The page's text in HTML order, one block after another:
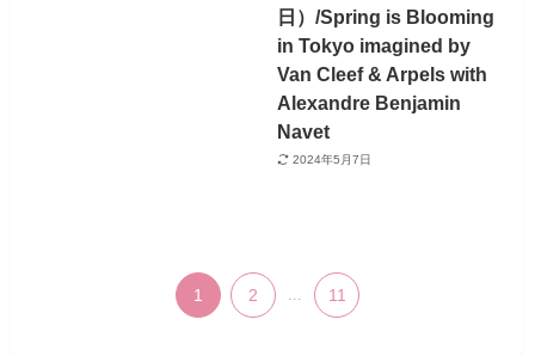
日）/Spring is Blooming
in Tokyo imagined by
Van Cleef & Arpels with
Alexandre Benjamin
Navet
2024年5月7日
1 2 11